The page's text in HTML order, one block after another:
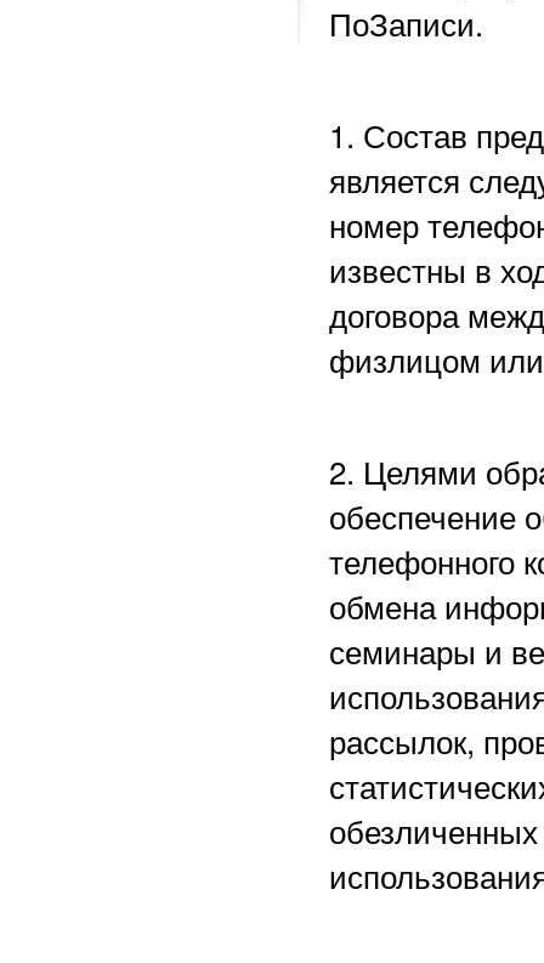
ПоЗаписи.
1. Состав
является
номер
известны в
договора
физлицом
2. Целями
обеспечение
телефонного
обмена
семинары и
рассылок,